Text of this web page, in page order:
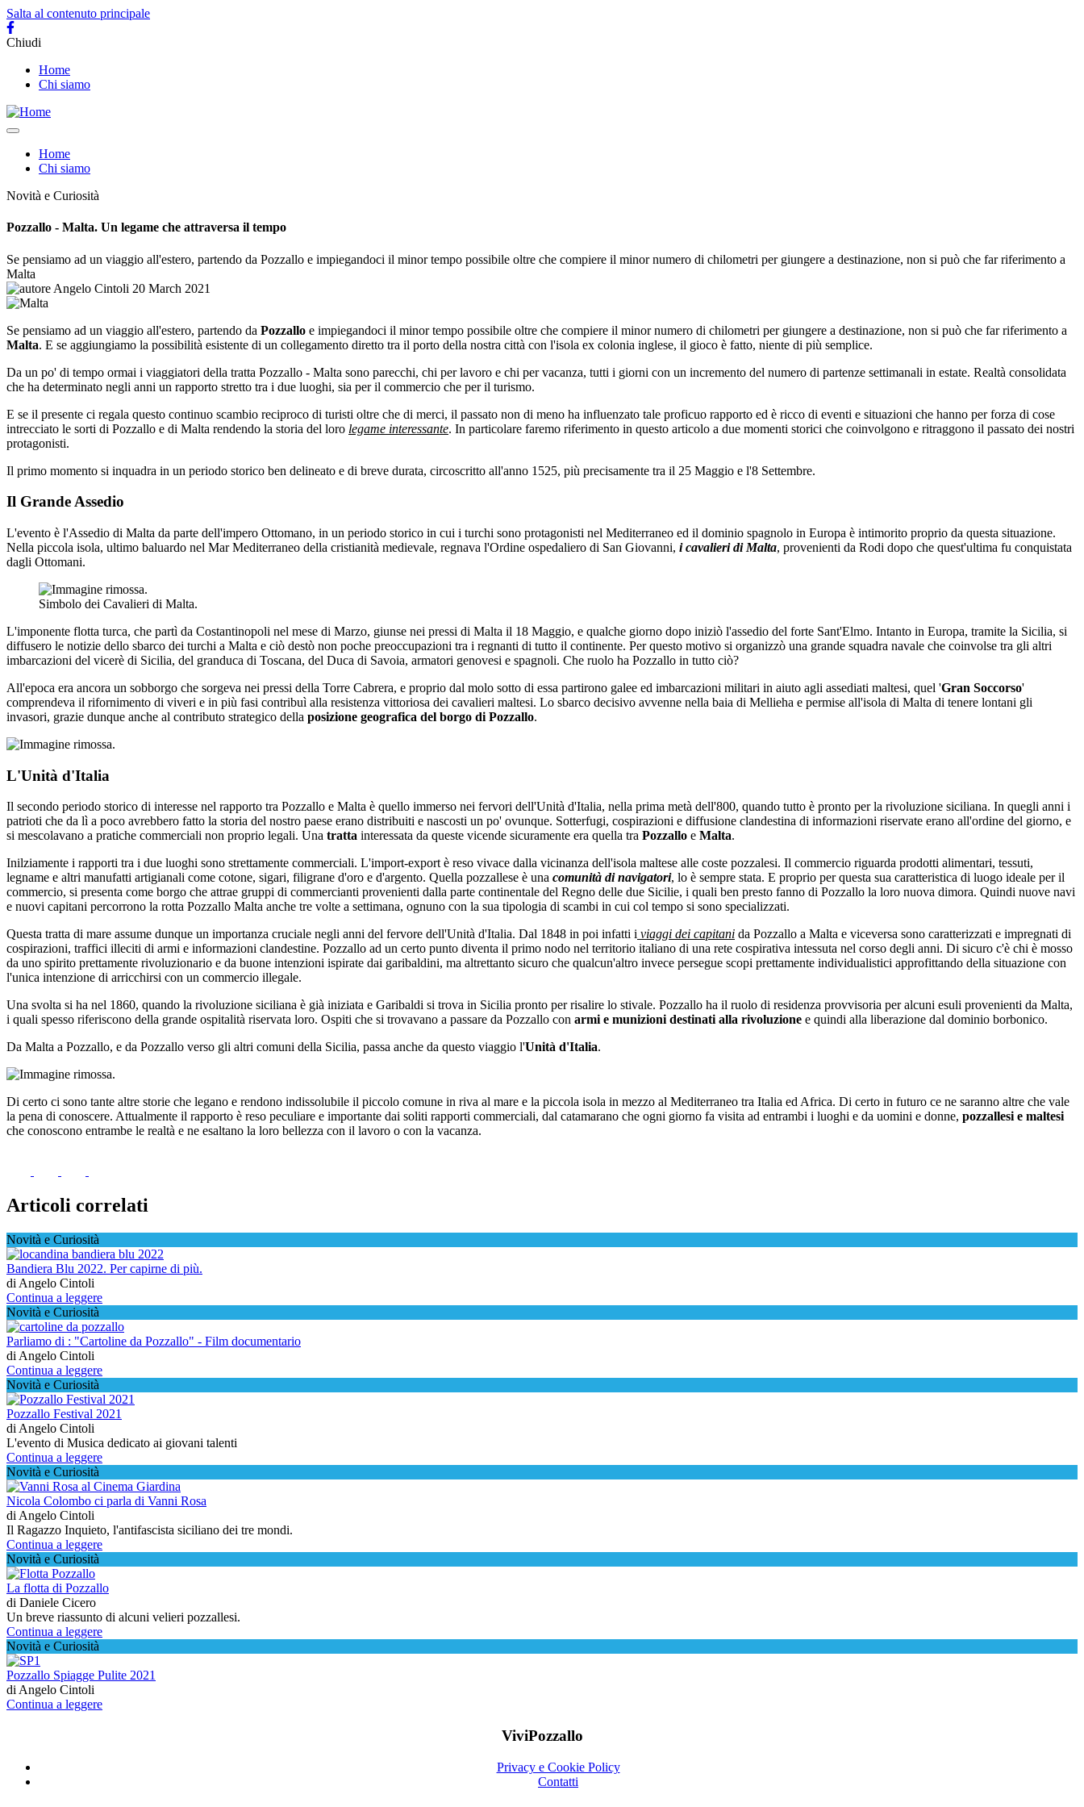
Salta al contenuto principale
Chiudi
Main
navigation
Home
Chi siamo
Toggle
navigation
Navigazione
principale
Home
Chi siamo
Novità e Curiosità
Pozzallo - Malta. Un legame che attraversa il tempo
Se pensiamo ad un viaggio all'estero, partendo da Pozzallo e impiegandoci il minor tempo possibile oltre che compiere il minor numero di chilometri per giungere a destinazione, non si può che far riferimento a
Malta
Angelo Cintoli 20 March 2021
Se pensiamo ad un viaggio all'estero, partendo da Pozzallo e impiegandoci il minor tempo possibile oltre che compiere il minor numero di chilometri per giungere a destinazione, non si può che far riferimento a
Malta. E se aggiungiamo la possibilità esistente di un collegamento diretto tra il porto della nostra città con l'isola ex colonia inglese, il gioco è fatto, niente di più semplice.
Da un po' di tempo ormai i viaggiatori della tratta Pozzallo - Malta sono parecchi, chi per lavoro e chi per vacanza, tutti i giorni con un incremento del numero di partenze settimanali in estate. Realtà consolidata
che ha determinato negli anni un rapporto stretto tra i due luoghi, sia per il commercio che per il turismo.
E se il presente ci regala questo continuo scambio reciproco di turisti oltre che di merci, il passato non di meno ha influenzato tale proficuo rapporto ed è ricco di eventi e situazioni che hanno per forza di cose
intrecciato le sorti di Pozzallo e di Malta rendendo la storia del loro legame interessante. In particolare faremo riferimento in questo articolo a due momenti storici che coinvolgono e ritraggono il passato dei nostri
protagonisti.
Il primo momento si inquadra in un periodo storico ben delineato e di breve durata, circoscritto all'anno 1525, più precisamente tra il 25 Maggio e l'8 Settembre.
Il Grande Assedio
L'evento è l'Assedio di Malta da parte dell'impero Ottomano, in un periodo storico in cui i turchi sono protagonisti nel Mediterraneo ed il dominio spagnolo in Europa è intimorito proprio da questa situazione.
Nella piccola isola, ultimo baluardo nel Mar Mediterraneo della cristianità medievale, regnava l'Ordine ospedaliero di San Giovanni, i cavalieri di Malta, provenienti da Rodi dopo che quest'ultima fu conquistata
dagli Ottomani.
Simbolo dei Cavalieri di Malta.
L'imponente flotta turca, che partì da Costantinopoli nel mese di Marzo, giunse nei pressi di Malta il 18 Maggio, e qualche giorno dopo iniziò l'assedio del forte Sant'Elmo. Intanto in Europa, tramite la Sicilia, si
diffusero le notizie dello sbarco dei turchi a Malta e ciò destò non poche preoccupazioni tra i regnanti di tutto il continente. Per questo motivo si organizzò una grande squadra navale che coinvolse tra gli altri
imbarcazioni del vicerè di Sicilia, del granduca di Toscana, del Duca di Savoia, armatori genovesi e spagnoli. Che ruolo ha Pozzallo in tutto ciò?
All'epoca era ancora un sobborgo che sorgeva nei pressi della Torre Cabrera, e proprio dal molo sotto di essa partirono galee ed imbarcazioni militari in aiuto agli assediati maltesi, quel 'Gran Soccorso'
comprendeva il rifornimento di viveri e in più fasi contribuì alla resistenza vittoriosa dei cavalieri maltesi. Lo sbarco decisivo avvenne nella baia di Mellieha e permise all'isola di Malta di tenere lontani gli
invasori, grazie dunque anche al contributo strategico della posizione geografica del borgo di Pozzallo.
L'Unità d'Italia
Il secondo periodo storico di interesse nel rapporto tra Pozzallo e Malta è quello immerso nei fervori dell'Unità d'Italia, nella prima metà dell'800, quando tutto è pronto per la rivoluzione siciliana. In quegli anni i
patrioti che da lì a poco avrebbero fatto la storia del nostro paese erano distribuiti e nascosti un po' ovunque. Sotterfugi, cospirazioni e diffusione clandestina di informazioni riservate erano all'ordine del giorno, e
si mescolavano a pratiche commerciali non proprio legali. Una tratta interessata da queste vicende sicuramente era quella tra Pozzallo e Malta.
Inilziamente i rapporti tra i due luoghi sono strettamente commerciali. L'import-export è reso vivace dalla vicinanza dell'isola maltese alle coste pozzalesi. Il commercio riguarda prodotti alimentari, tessuti,
legname e altri manufatti artigianali come cotone, sigari, filigrane d'oro e d'argento. Quella pozzallese è una comunità di navigatori, lo è sempre stata. E proprio per questa sua caratteristica di luogo ideale per il
commercio, si presenta come borgo che attrae gruppi di commercianti provenienti dalla parte continentale del Regno delle due Sicilie, i quali ben presto fanno di Pozzallo la loro nuova dimora. Quindi nuove navi
e nuovi capitani percorrono la rotta Pozzallo Malta anche tre volte a settimana, ognuno con la sua tipologia di scambi in cui col tempo si sono specializzati.
Questa tratta di mare assume dunque un importanza cruciale negli anni del fervore dell'Unità d'Italia. Dal 1848 in poi infatti i viaggi dei capitani da Pozzallo a Malta e viceversa sono caratterizzati e impregnati di
cospirazioni, traffici illeciti di armi e informazioni clandestine. Pozzallo ad un certo punto diventa il primo nodo nel territorio italiano di una rete cospirativa intessuta nel corso degli anni. Di sicuro c'è chi è mosso
da uno spirito prettamente rivoluzionario e da buone intenzioni ispirate dai garibaldini, ma altrettanto sicuro che qualcun'altro invece persegue scopi prettamente individualistici approfittando della situazione con
l'unica intenzione di arricchirsi con un commercio illegale.
Una svolta si ha nel 1860, quando la rivoluzione siciliana è già iniziata e Garibaldi si trova in Sicilia pronto per risalire lo stivale. Pozzallo ha il ruolo di residenza provvisoria per alcuni esuli provenienti da Malta,
i quali spesso riferiscono della grande ospitalità riservata loro. Ospiti che si trovavano a passare da Pozzallo con armi e munizioni destinati alla rivoluzione e quindi alla liberazione dal dominio borbonico.
Da Malta a Pozzallo, e da Pozzallo verso gli altri comuni della Sicilia, passa anche da questo viaggio l'Unità d'Italia.
Di certo ci sono tante altre storie che legano e rendono indissolubile il piccolo comune in riva al mare e la piccola isola in mezzo al Mediterraneo tra Italia ed Africa. Di certo in futuro ce ne saranno altre che vale
la pena di conoscere. Attualmente il rapporto è reso peculiare e importante dai soliti rapporti commerciali, dal catamarano che ogni giorno fa visita ad entrambi i luoghi e da uomini e donne, pozzallesi e maltesi
che conoscono entrambe le realtà e ne esaltano la loro bellezza con il lavoro o con la vacanza.
Articoli correlati
Novità e Curiosità
Bandiera Blu 2022. Per capirne di più.
di Angelo Cintoli
Continua a leggere
Novità e Curiosità
Parliamo di : "Cartoline da Pozzallo" - Film documentario
di Angelo Cintoli
Continua a leggere
Novità e Curiosità
Pozzallo Festival 2021
di Angelo Cintoli
L'evento di Musica dedicato ai giovani talenti
Continua a leggere
Novità e Curiosità
Nicola Colombo ci parla di Vanni Rosa
di Angelo Cintoli
Il Ragazzo Inquieto, l'antifascista siciliano dei tre mondi.
Continua a leggere
Novità e Curiosità
La flotta di Pozzallo
di Daniele Cicero
Un breve riassunto di alcuni velieri pozzallesi.
Continua a leggere
Novità e Curiosità
Pozzallo Spiagge Pulite 2021
di Angelo Cintoli
Continua a leggere
ViviPozzallo
Privacy e Cookie Policy
Contatti